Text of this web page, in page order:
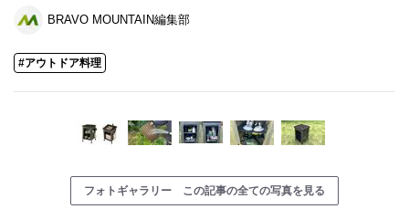
BRAVO MOUNTAIN編集部
#アウトドア料理
フォトギャラリー この記事の全ての写真を見る